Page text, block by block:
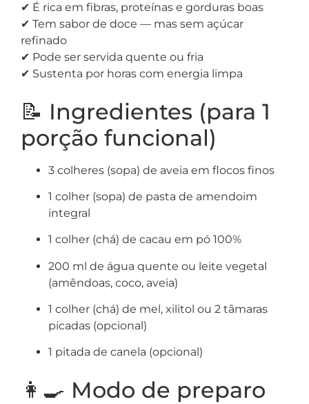
✔ É rica em fibras, proteínas e gorduras boas
✔ Tem sabor de doce — mas sem açúcar
refinado
✔ Pode ser servida quente ou fria
✔ Sustenta por horas com energia limpa
📝 Ingredientes (para 1
porção funcional)
3 colheres (sopa) de aveia em flocos finos
1 colher (sopa) de pasta de amendoim
integral
1 colher (chá) de cacau em pó 100%
200 ml de água quente ou leite vegetal
(amêndoas, coco, aveia)
1 colher (chá) de mel, xilitol ou 2 tâmaras
picadas (opcional)
1 pitada de canela (opcional)
👩‍🍳 Modo de preparo